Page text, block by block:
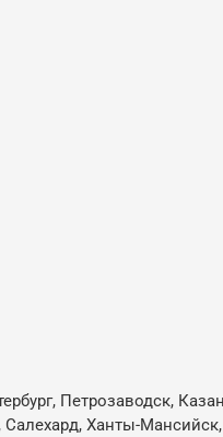
Петрозаводск,
Салехард, Ханты-